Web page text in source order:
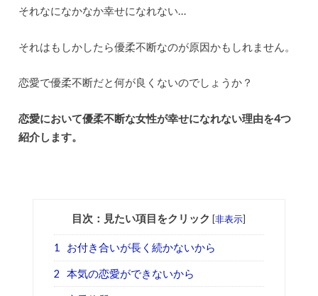
それなになかなか幸せになれない…
それはもしかしたら優柔不断なのが原因かもしれません。
恋愛で優柔不断だと何が良くないのでしょうか？
恋愛において優柔不断な女性が幸せになれない理由を4つ
紹介します。
目次：見たい項目をクリック [非表示]
1 お付き合いが長く続かないから
2 本気の恋愛ができないから